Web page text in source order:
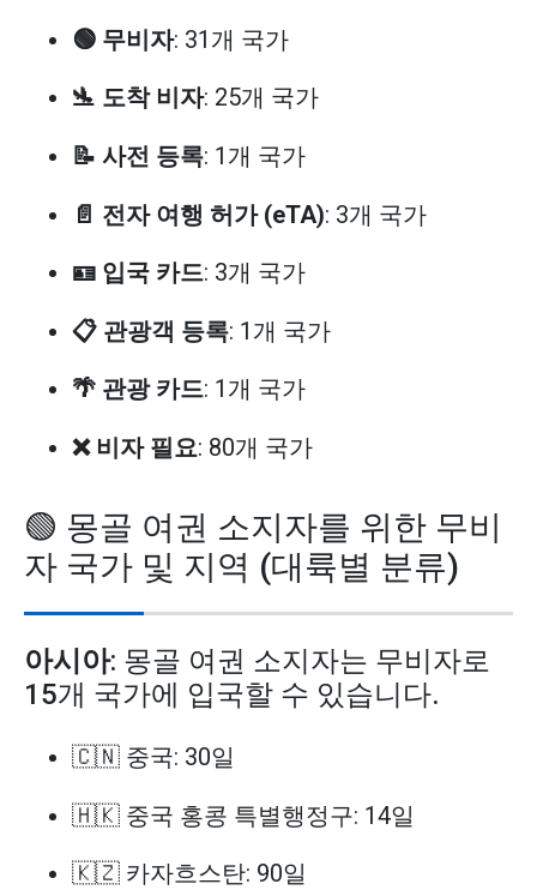
🟢 무비자: 31개 국가
🛬 도착 비자: 25개 국가
📝 사전 등록: 1개 국가
📄 전자 여행 허가 (eTA): 3개 국가
🪪 입국 카드: 3개 국가
📋 관광객 등록: 1개 국가
🌴 관광 카드: 1개 국가
❌ 비자 필요: 80개 국가
🟢 몽골 여권 소지자를 위한 무비
자 국가 및 지역 (대륙별 분류)
아시아: 몽골 여권 소지자는 무비자로
15개 국가에 입국할 수 있습니다.
🇨🇳 중국: 30일
🇭🇰 중국 홍콩 특별행정구: 14일
🇰🇿 카자흐스탄: 90일